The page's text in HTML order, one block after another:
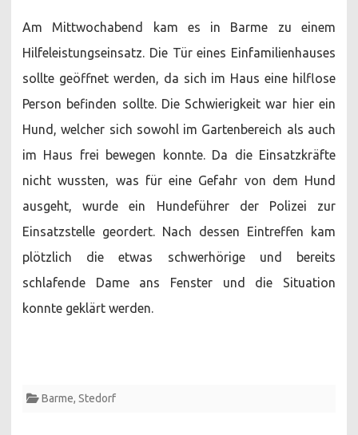
Am Mittwochabend kam es in Barme zu einem
Hilfeleistungseinsatz. Die Tür eines Einfamilienhauses
sollte geöffnet werden, da sich im Haus eine hilflose
Person befinden sollte. Die Schwierigkeit war hier ein
Hund, welcher sich sowohl im Gartenbereich als auch
im Haus frei bewegen konnte. Da die Einsatzkräfte
nicht wussten, was für eine Gefahr von dem Hund
ausgeht, wurde ein Hundeführer der Polizei zur
Einsatzstelle geordert. Nach dessen Eintreffen kam
plötzlich die etwas schwerhörige und bereits
schlafende Dame ans Fenster und die Situation
konnte geklärt werden.
Barme, Stedorf